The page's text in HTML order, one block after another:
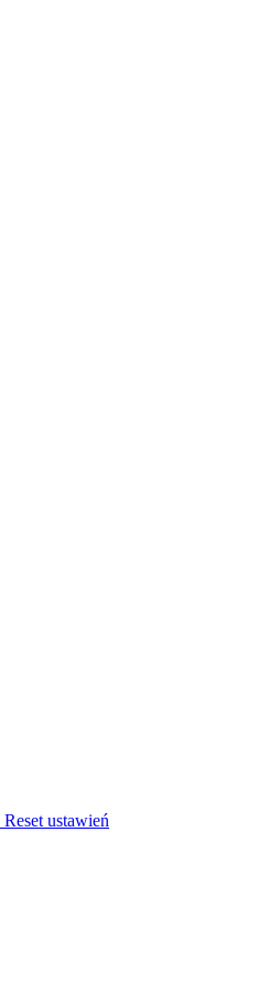
Reset ustawień